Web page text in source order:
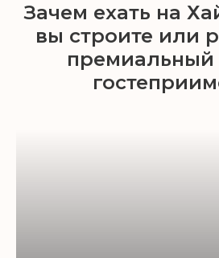
Зачем ехать на
вы строите или
премиальный